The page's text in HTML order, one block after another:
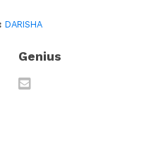
DARISHA
Genius